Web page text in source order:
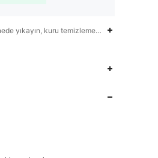
yıkayın, kuru temizleme yapmayın,